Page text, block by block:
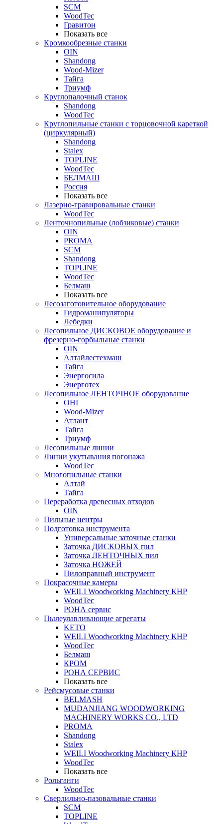
SCM
WoodTec
Гравитон
Показать все
Кромкообрезные станки
OIN
Shandong
Wood-Mizer
Тайга
Триумф
Круглопалочный станок
Shandong
WoodTec
Круглопильные станки с торцовочной кареткой
(циркулярный)
Shandong
Stalex
TOPLINE
WoodTec
БЕЛМАШ
Россия
Показать все
Лазерно-гравировальные станки
WoodTec
Ленточнопильные (лобзиковые) станки
OIN
PROMA
SCM
Shandong
TOPLINE
WoodTec
Белмаш
Показать все
Лесозаготовительное оборудование
Гидроманипуляторы
Лебедки
Лесопильное ДИСКОВОЕ оборудование и
фрезерно-горбыльные станки
OIN
Алтайлестехмаш
Тайга
Энергосила
Энерготех
Лесопильное ЛЕНТОЧНОЕ оборудование
OHI
Wood-Mizer
Атлант
Тайга
Триумф
Лесопильные линии
Линии укутывания погонажа
WoodTec
Многопильные станки
Алтай
Тайга
Переработка древесных отходов
OIN
Пильные центры
Подготовка инструмента
Универсальные заточные станки
Заточка ДИСКОВЫХ пил
Заточка ЛЕНТОЧНЫХ пил
Заточка НОЖЕЙ
Пилоправный инструмент
Покрасочные камеры
WEILI Woodworking Machinery КНР
WoodTec
РОНА сервис
Пылеулавливающие агрегаты
KETO
WEILI Woodworking Machinery КНР
WoodTec
Белмаш
КРОМ
РОНА СЕРВИС
Показать все
Рейсмусовые станки
BELMASH
MUDANJIANG WOODWORKING
MACHINERY WORKS CO., LTD
PROMA
Shandong
Stalex
WEILI Woodworking Machinery КНР
WoodTec
Показать все
Рольганги
WoodTec
Сверлильно-пазовальные станки
SCM
TOPLINE